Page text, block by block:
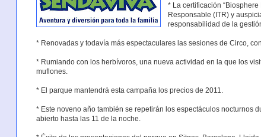
* La certificación
Responsable (ITR) y
responsabilidad de la
* Renovadas y todavía más espectaculares las sesiones de Circo,
* Rumiando con los herbívoros, una nueva actividad en la que los
muflones.
* El parque mantendrá esta campaña los precios de 2011.
* Este noveno año también se repetirán los espectáculos nocturnos
abierto hasta las 11 de la noche.